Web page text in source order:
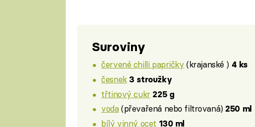
Suroviny
červené chilli papričky (krajanské ) 4 ks
česnek 3 stroužky
třtinový cukr 225 g
voda(převařená nebo filtrovaná) 250 ml
bílý vinný ocet 130 ml